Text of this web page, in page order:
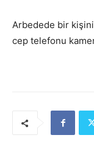
Arbedede bir
cep telefonu